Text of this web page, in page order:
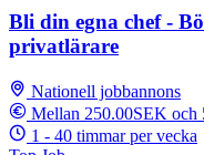
Bli din egna chef -
privatlärare
Nationell jobbannons
Mellan 250.00SEK och
1 - 40 timmar per vecka